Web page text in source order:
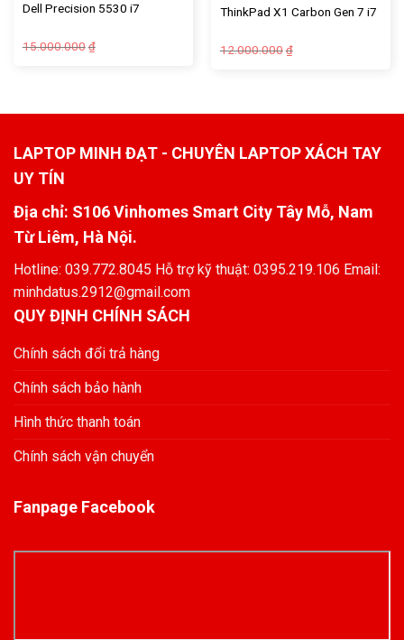
Dell Precision 5530 i7
15.000.000 ₫
ThinkPad X1 Carbon Gen 7 i7
12.000.000 ₫
LAPTOP MINH ĐẠT - CHUYÊN LAPTOP XÁCH TAY
UY TÍN
Địa chỉ: S106 Vinhomes Smart City Tây Mỗ, Nam
Từ Liêm, Hà Nội.
Hotline: 039.772.8045 Hỗ trợ kỹ thuật: 0395.219.106 Email:
minhdatus.2912@gmail.com
QUY ĐỊNH CHÍNH SÁCH
Chính sách đổi trả hàng
Chính sách bảo hành
Hình thức thanh toán
Chính sách vận chuyển
Fanpage Facebook